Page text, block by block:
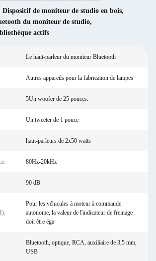
Dispositif de moniteur de studio en bois,
du moniteur de studio,
actifs
Le haut-parleur du moniteur Bluetooth
Autres appareils pour la fabrication de lampes
5Un woofer de 25 pouces.
Un tweeter de 1 pouce
haut-parleurs de 2x50 watts
80Hz-20kHz
90 dB
Pour les véhicules à moteur à commande
autonome, la valeur de l'indicateur de freinage
doit être éga
Bluetooth, optique, RCA, auxiliaire de 3,5 mm,
USB